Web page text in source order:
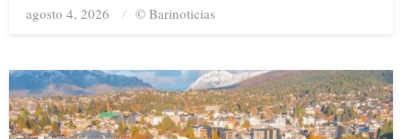
Posted
agosto 4, 2026 © Barinoticias